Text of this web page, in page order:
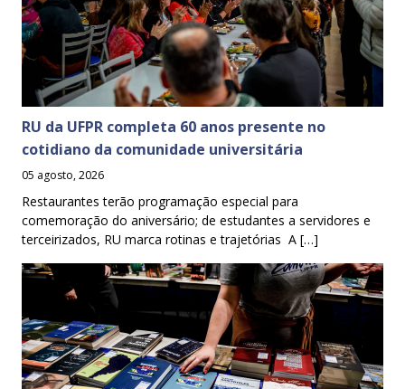
RU da UFPR completa 60 anos presente no
cotidiano da comunidade universitária
05 agosto, 2026
Restaurantes terão programação especial para
comemoração do aniversário; de estudantes a servidores e
terceirizados, RU marca rotinas e trajetórias A […]